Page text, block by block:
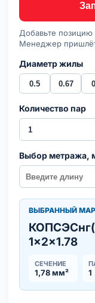
Добавьте позицию
Менеджер
Диаметр жилы
0.5 0.67
Количество пар
Выбор метража,
ВЫБРАННЫЙ
1×2×1.78
СЕЧЕНИЕ
1,78 мм² 1